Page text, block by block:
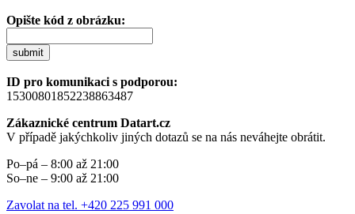
Opište kód z obrázku:
submit
ID pro komunikaci s podporou:
15300801852238863487
Zákaznické centrum Datart.cz
V případě jakýchkoliv jiných dotazů se na nás neváhejte obrátit.
Po–pá – 8:00 až 21:00
So–ne – 9:00 až 21:00
Zavolat na tel. +420 225 991 000